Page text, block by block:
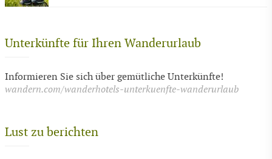
Unterkünfte für Ihren Wanderurlaub
Informieren Sie sich über gemütliche Unterkünfte!
wandern.com/wanderhotels-unterkuenfte-wanderurlaub
Lust zu berichten